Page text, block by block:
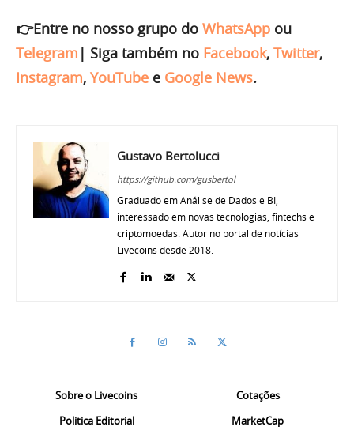
👉Entre no nosso grupo do WhatsApp ou
Telegram | Siga também no Facebook, Twitter,
Instagram, YouTube e Google News.
Gustavo Bertolucci
https://github.com/gusbertol
Graduado em Análise de Dados e BI,
interessado em novas tecnologias, fintechs e
criptomoedas. Autor no portal de notícias
Livecoins desde 2018.
Sobre o Livecoins
Politica Editorial
Cotações
MarketCap